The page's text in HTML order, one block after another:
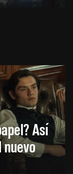
Así